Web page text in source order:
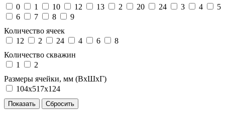
0
1 10 12 13 2 20 24 3 4
5
6
7 8
9
Количество ячеек
12
2 24 4 6
8
Количество скважин
1
2
Размеры ячейки, мм (ВхШхГ)
104х517х124